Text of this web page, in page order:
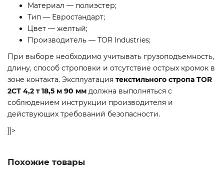
Материал — полиэстер;
Тип — Евростандарт;
Цвет — желтый;
Производитель — TOR Industries;
При выборе необходимо учитывать грузоподъемность,
длину, способ строповки и отсутствие острых кромок в
зоне контакта. Эксплуатация текстильного стропа TOR
2СТ 4,2 т 18,5 м 90 мм должна выполняться с
соблюдением инструкции производителя и
действующих требований безопасности.
]]>
Похожие товары